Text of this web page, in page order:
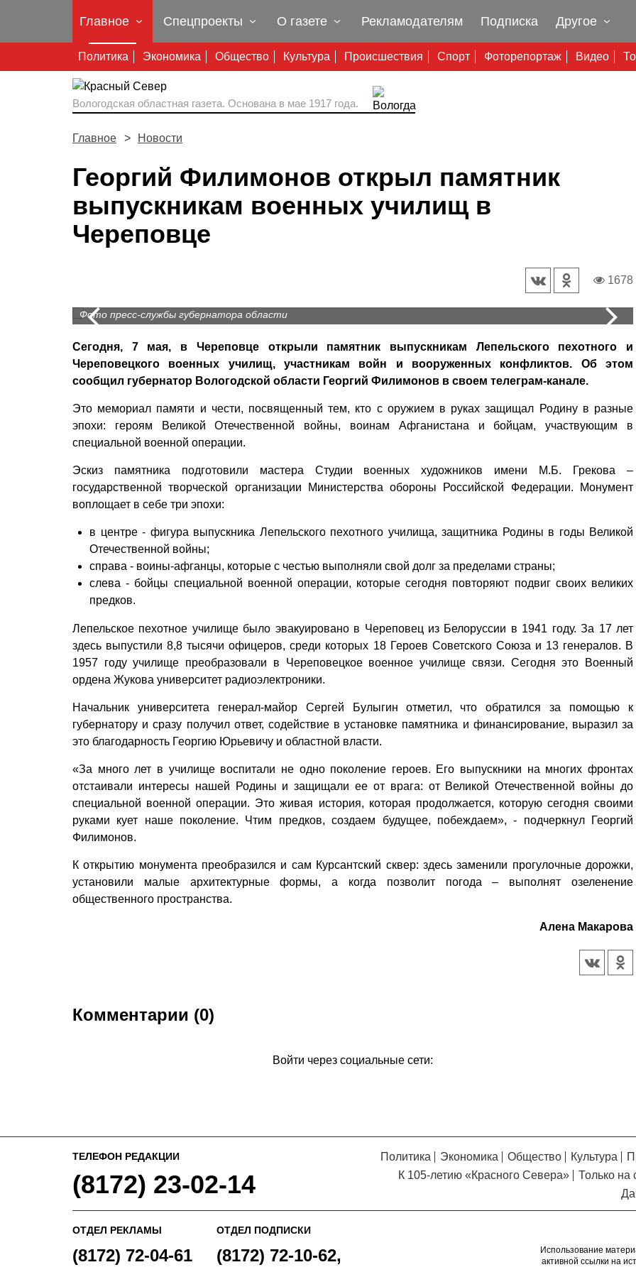
Главное
Политика Экономика Общество Культура Происшествия Спорт Фоторепортаж Видео
Спецпроекты О газете Рекламодателям Подписка Другое
Вологодская областная газета. Основана в мае 1917 года.
Главное Новости
Георгий Филимонов открыл памятник
выпускникам военных училищ в
Череповце
1678
Prev
Фото пресс-службы губернатора области
Сегодня, 7 мая, в Череповце открыли памятник выпускникам Лепельского пехотного и
Череповецкого военных училищ, участникам войн и вооруженных конфликтов. Об этом
сообщил губернатор Вологодской области Георгий Филимонов в своем телеграм-канале.
Это мемориал памяти и чести, посвященный тем, кто с оружием в руках защищал Родину в разные
эпохи: героям Великой Отечественной войны, воинам Афганистана и бойцам, участвующим в
специальной военной операции.
Эскиз памятника подготовили мастера Студии военных художников имени М.Б. Грекова –
государственной творческой организации Министерства обороны Российской Федерации. Монумент
воплощает в себе три эпохи:
в центре - фигура выпускника Лепельского пехотного училища, защитника Родины в годы Великой
Отечественной войны;
справа - воины-афганцы, которые с честью выполняли свой долг за пределами страны;
слева - бойцы специальной военной операции, которые сегодня повторяют подвиг своих великих
предков.
Лепельское пехотное училище было эвакуировано в Череповец из Белоруссии в 1941 году. За 17 лет
здесь выпустили 8,8 тысячи офицеров, среди которых 18 Героев Советского Союза и 13 генералов. В
1957 году училище преобразовали в Череповецкое военное училище связи. Сегодня это Военный
ордена Жукова университет радиоэлектроники.
Начальник университета генерал-майор Сергей Булыгин отметил, что обратился за помощью к
губернатору и сразу получил ответ, содействие в установке памятника и финансирование, выразил за
это благодарность Георгию Юрьевичу и областной власти.
«За много лет в училище воспитали не одно поколение героев. Его выпускники на многих фронтах
отстаивали интересы нашей Родины и защищали ее от врага: от Великой Отечественной войны до
специальной военной операции. Это живая история, которая продолжается, которую сегодня своими
руками кует наше поколение. Чтим предков, создаем будущее, побеждаем», - подчеркнул Георгий
Филимонов.
К открытию монумента преобразился и сам Курсантский сквер: здесь заменили прогулочные дорожки,
установили малые архитектурные формы, а когда позволит погода – выполнят озеленение
общественного пространства.
Алена Макарова
Комментарии (0)
Войти через социальные сети:
на обновленном Интернет-
Север», который, уверены,
придется вам по душе, и вы
ТЕЛЕФОН РЕДАКЦИИ
(8172) 23-02-14
Политика Экономика Общество Культура
К 105-летию «Красного Севера»
Только на
ОТДЕЛ РЕКЛАМЫ
(8172) 72-04-61
ОТДЕЛ ПОДПИСКИ
(8172) 72-10-62,
Использование
активной ссылки на